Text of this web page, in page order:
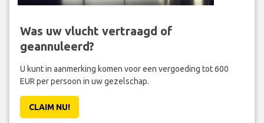
Was uw vlucht vertraagd of
geannuleerd?
U kunt in aanmerking komen voor een vergoeding tot 600
EUR per persoon in uw gezelschap.
CLAIM NU!